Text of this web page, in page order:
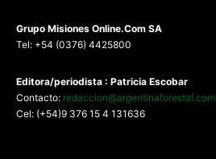
Grupo Misiones Online.Com SA
Tel: +54 (0376) 4425800
Editora/periodista : Patricia Escobar
Contacto: redaccion@argentinaforestal.com
Cel: (+54)9 376 15 4 131636